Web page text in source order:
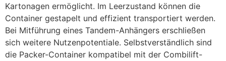
Kartonagen ermöglicht. Im Leerzustand können die
Container gestapelt und effizient transportiert werden.
Bei Mitführung eines Tandem-Anhängers erschließen
sich weitere Nutzenpotentiale. Selbstverständlich sind
die Packer-Container kompatibel mit der Combilift-